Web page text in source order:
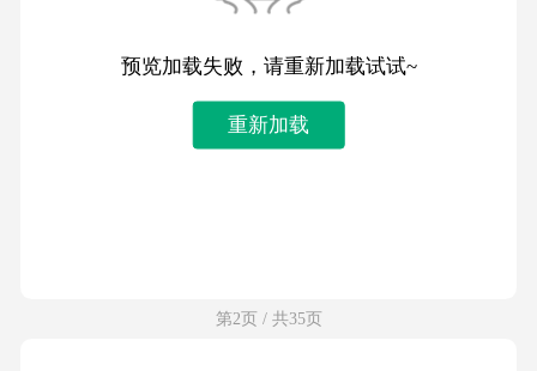
预览加载失败，请重新加载试试~
重新加载
第2页 / 共35页